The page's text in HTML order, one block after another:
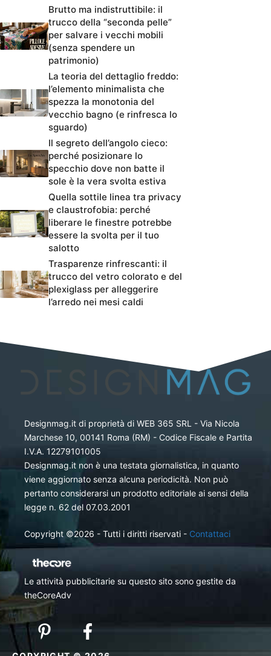
Brutto ma indistruttibile: il
trucco della “seconda pelle”
per salvare i vecchi mobili
(senza spendere un
patrimonio)
La teoria del dettaglio freddo:
l’elemento minimalista che
spezza la monotonia del
vecchio bagno (e rinfresca lo
sguardo)
Il segreto dell’angolo cieco:
perché posizionare lo
specchio dove non batte il
sole è la vera svolta estiva
Quella sottile linea tra privacy
e claustrofobia: perché
liberare le finestre potrebbe
essere la svolta per il tuo
salotto
Trasparenze rinfrescanti: il
trucco del vetro colorato e del
plexiglass per alleggerire
l’arredo nei mesi caldi
Designmag.it di proprietà di WEB 365 SRL - Via Nicola
Marchese 10, 00141 Roma (RM) - Codice Fiscale e Partita
I.V.A. 12279101005
Designmag.it non è una testata giornalistica, in quanto
viene aggiornato senza alcuna periodicità. Non può
pertanto considerarsi un prodotto editoriale ai sensi della
legge n. 62 del 07.03.2001
Copyright ©2026 - Tutti i diritti riservati - Contattaci
Le attività pubblicitarie su questo sito sono gestite da
theCoreAdv